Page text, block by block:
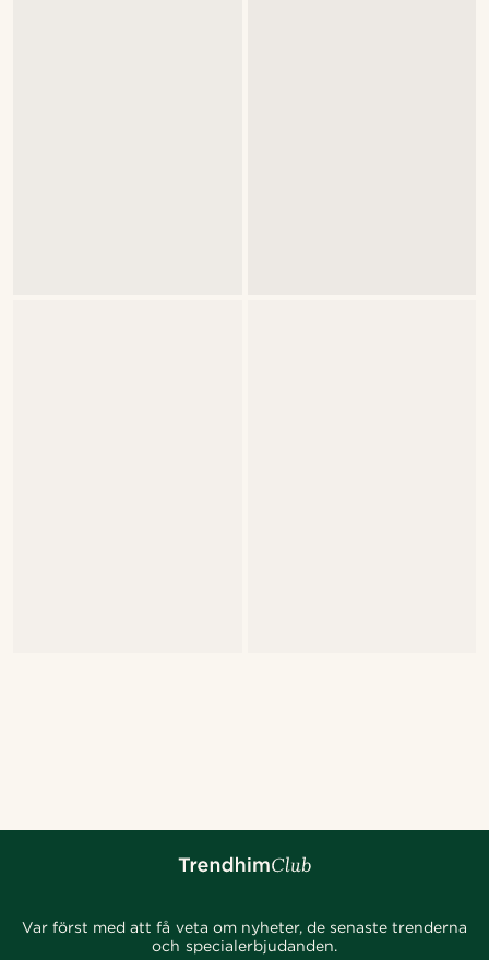
Var först med att få veta om nyheter, de senaste trenderna
och specialerbjudanden.